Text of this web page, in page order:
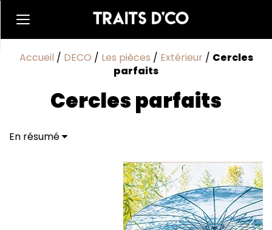
Accueil / DECO / Les pièces / Extérieur / Cercles
parfaits
Cercles parfaits
En résumé